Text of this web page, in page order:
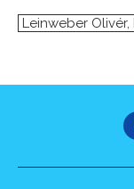
Leinweber Olivér,